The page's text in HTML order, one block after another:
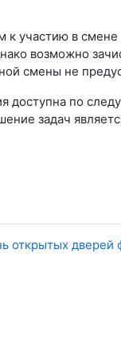
к участию в смене
возможно
смены не
доступна по
задач
открытых дверей